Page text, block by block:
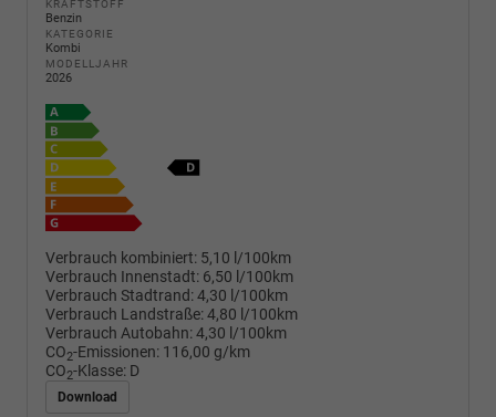
KRAFTSTOFF
Benzin
KATEGORIE
Kombi
MODELLJAHR
2026
Verbrauch kombiniert: 5,10 l/100km
Verbrauch Innenstadt: 6,50 l/100km
Verbrauch Stadtrand:4,30 l/100km
Verbrauch Landstraße:4,80 l/100km
Verbrauch Autobahn:4,30 l/100km
CO2-Emissionen: 116,00 g/km
CO2-Klasse: D
Download